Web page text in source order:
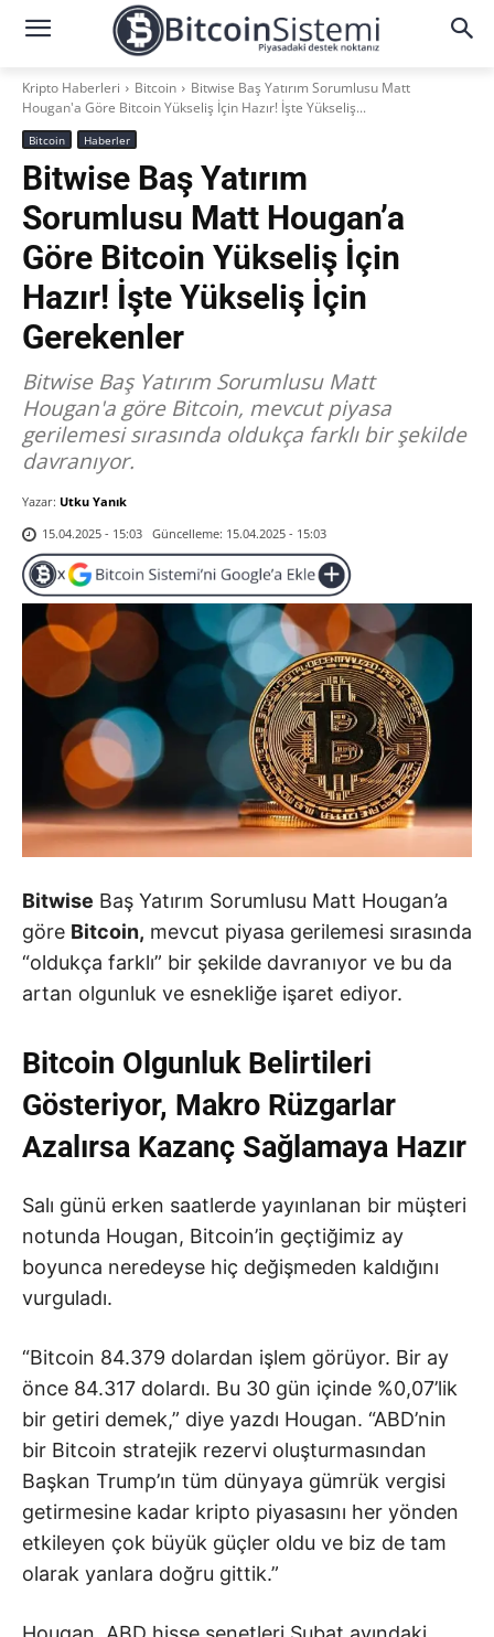
Kripto Haberleri Bitcoin
Bitwise Baş Yatırım Sorumlusu Matt
Hougan'a Göre Bitcoin Yükseliş İçin Hazır! İşte Yükseliş...
Bitcoin Haberler
Bitwise Baş Yatırım
Sorumlusu Matt Hougan’a
Göre Bitcoin Yükseliş İçin
Hazır! İşte Yükseliş İçin
Gerekenler
Bitwise Baş Yatırım Sorumlusu Matt
Hougan'a göre Bitcoin, mevcut piyasa
gerilemesi sırasında oldukça farklı bir şekilde
davranıyor.
Yazar: Utku Yanık
15.04.2025 - 15:03 Güncelleme: 15.04.2025 - 15:03
Bitwise Baş Yatırım Sorumlusu Matt Hougan’a
göre Bitcoin, mevcut piyasa gerilemesi sırasında
“oldukça farklı” bir şekilde davranıyor ve bu da
artan olgunluk ve esnekliğe işaret ediyor.
Bitcoin Olgunluk Belirtileri
Gösteriyor, Makro Rüzgarlar
Azalırsa Kazanç Sağlamaya Hazır
Salı günü erken saatlerde yayınlanan bir müşteri
notunda Hougan, Bitcoin’in geçtiğimiz ay
boyunca neredeyse hiç değişmeden kaldığını
vurguladı.
“Bitcoin 84.379 dolardan işlem görüyor. Bir ay
önce 84.317 dolardı. Bu 30 gün içinde %0,07’lik
bir getiri demek,” diye yazdı Hougan. “ABD’nin
bir Bitcoin stratejik rezervi oluşturmasından
Başkan Trump’ın tüm dünyaya gümrük vergisi
getirmesine kadar kripto piyasasını her yönden
etkileyen çok büyük güçler oldu ve biz de tam
olarak yanlara doğru gittik.”